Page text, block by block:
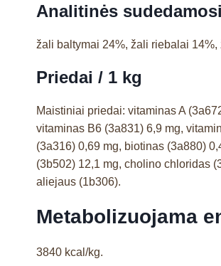
Analitinės
žali baltymai 24%, žali riebalai
Priedai / 1 kg
Maistiniai priedai: vitaminas A
vitaminas B6 (3a831) 6,9 mg,
(3a316) 0,69 mg, biotinas (3a880)
(3b502) 12,1 mg, cholino chloridas
aliejaus (1b306).
Metabolizuojama
3840 kcal/kg.